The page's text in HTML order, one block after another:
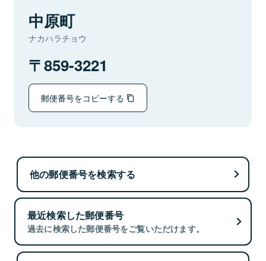
中原町
ナカハラチョウ
859-3221
郵便番号をコピーする
他の郵便番号を検索する
最近検索した郵便番号
過去に検索した郵便番号をご覧いただけます。